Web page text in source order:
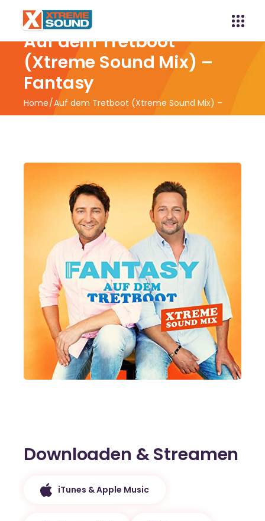
Auf dem Tretboot
(Xtreme Sound Mix) –
Fantasy
Home Auf dem Tretboot (Xtreme Sound Mix) –
Fantasy
Downloaden & Streamen
iTunes & Apple Music